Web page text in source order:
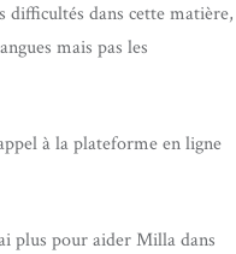
difficultés dans cette matière,
mais pas les
à la plateforme en ligne
plus pour aider Milla dans